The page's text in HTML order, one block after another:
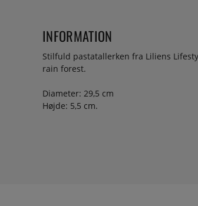
INFORMATION
Stilfuld pastatallerken fra Liliens
rain forest.
Diameter: 29,5 cm
Højde: 5,5 cm.